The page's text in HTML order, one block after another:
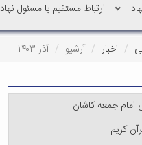
ارتباط مستقیم با مسئول نهاد
اخبار آرشیو آذر ۱۴۰۳
امام جمعه کاشان
کریم